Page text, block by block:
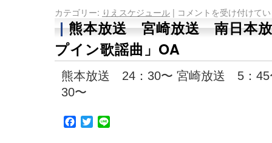
カテゴリー: りえスケジュール | コメントを受け付けて
熊本放送 宮崎放送 南日本放
プイン歌謡曲」OA
熊本放送 24：30〜 宮崎放送 5：
30〜
Facebook
Twitter